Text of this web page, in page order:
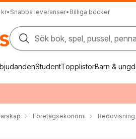
• Snabba leveranser• Billiga böcker
Sök bok, spel, pussel,
StudentTopplistorBarn &
Företagsekonomi